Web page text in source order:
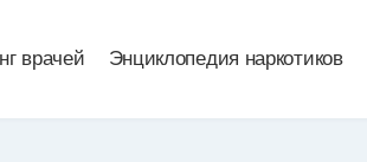
врачей Энциклопедия наркотиков